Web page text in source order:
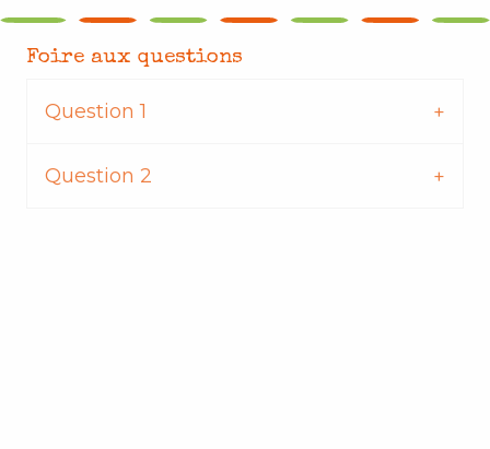
Foire aux questions
Question 1
Question 2